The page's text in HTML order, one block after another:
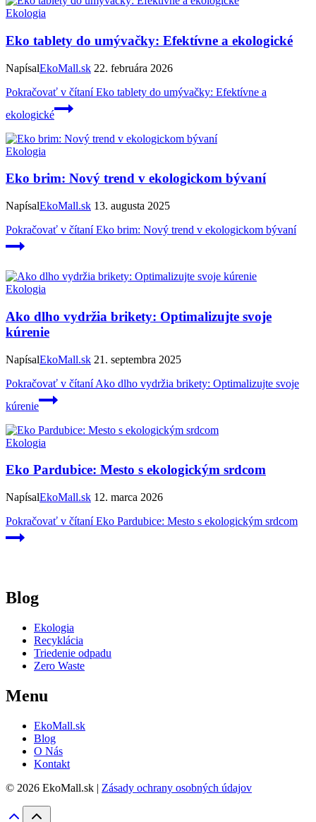
Ekologia
Eko tablety do umývačky: Efektívne a ekologické
NapísalEkoMall.sk 22. februára 2026
Pokračovať v čítaníEko tablety do umývačky: Efektívne a
ekologické
Ekologia
Eko brim: Nový trend v ekologickom bývaní
NapísalEkoMall.sk 13. augusta 2025
Pokračovať v čítaníEko brim: Nový trend v ekologickom bývaní
Ekologia
Ako dlho vydržia brikety: Optimalizujte svoje
kúrenie
NapísalEkoMall.sk 21. septembra 2025
Pokračovať v čítaníAko dlho vydržia brikety: Optimalizujte svoje
kúrenie
Ekologia
Eko Pardubice: Mesto s ekologickým srdcom
NapísalEkoMall.sk 12. marca 2026
Pokračovať v čítaníEko Pardubice: Mesto s ekologickým srdcom
Blog
Ekologia
Recyklácia
Triedenie odpadu
Zero Waste
Menu
EkoMall.sk
Blog
O Nás
Kontakt
© 2026 EkoMall.sk | Zásady ochrany osobných údajov